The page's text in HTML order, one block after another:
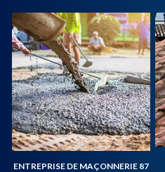
ENTREPRISE DE MAÇONNERIE 87